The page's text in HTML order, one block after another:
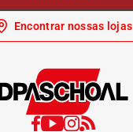
Encontrar nossas lojas